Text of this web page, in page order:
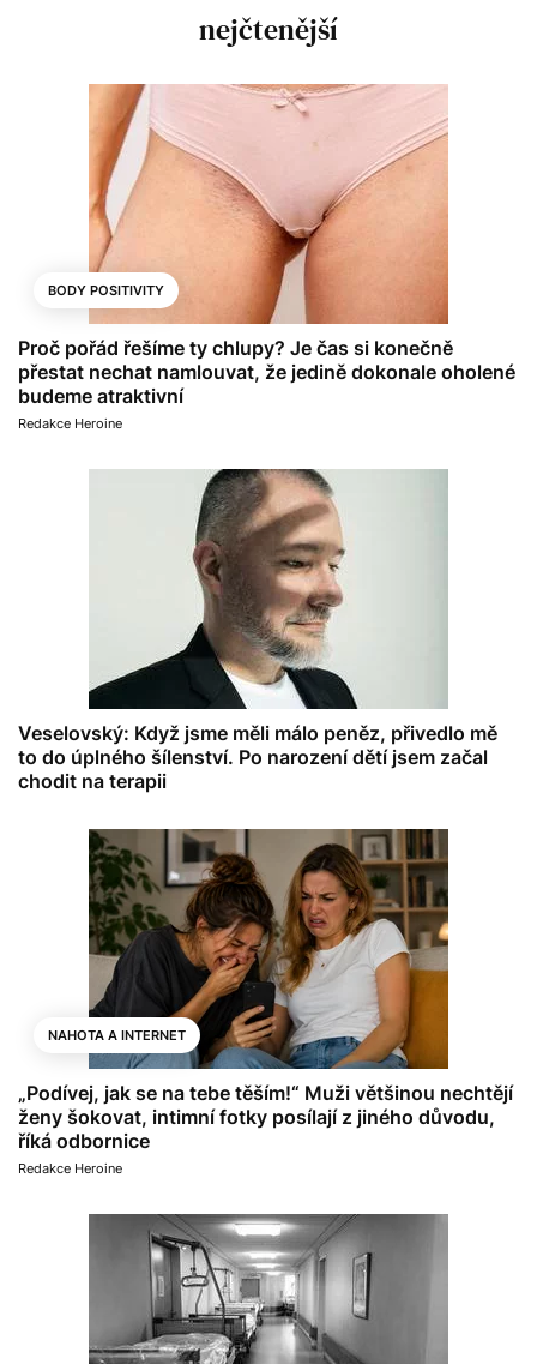
nejčtenější
BODY POSITIVITY
Proč pořád řešíme ty chlupy? Je čas si konečně
přestat nechat namlouvat, že jedině dokonale oholené
budeme atraktivní
Redakce Heroine
Veselovský: Když jsme měli málo peněz, přivedlo mě
to do úplného šílenství. Po narození dětí jsem začal
chodit na terapii
NAHOTA A INTERNET
„Podívej, jak se na tebe těším!“ Muži většinou nechtějí
ženy šokovat, intimní fotky posílají z jiného důvodu,
říká odbornice
Redakce Heroine